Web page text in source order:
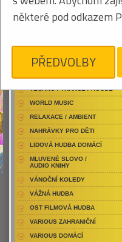
RAP / HIP HOP DOMÁCÍ
RAP / HIP HOP ZAHRANIČNÍ
DVD / HUDBA
PUNK / HARDCORE
TECHNO / TRANCE / HOUSE
WORLD MUSIC
RELAXACE / AMBIENT
NAHRÁVKY PRO DĚTI
LIDOVÁ HUDBA DOMÁCÍ
MLUVENÉ SLOVO /
AUDIO KNIHY
VÁNOČNÍ KOLEDY
VÁŽNÁ HUDBA
OST FILMOVÁ HUDBA
VARIOUS ZAHRANIČNÍ
VARIOUS DOMÁCÍ
některé pod odkazem
PŘEDVOLBY